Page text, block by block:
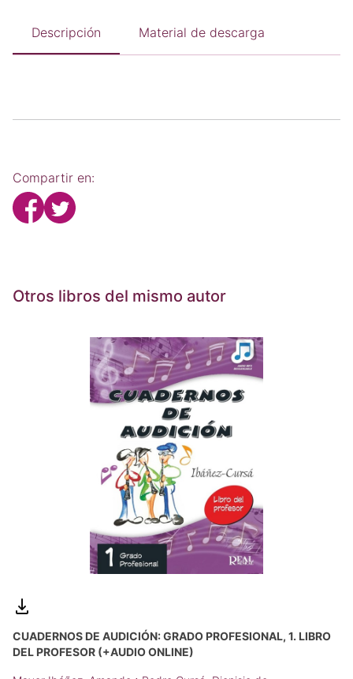
Descripción Material de descarga
Compartir en:
Otros libros del mismo autor
CUADERNOS DE AUDICIÓN: GRADO PROFESIONAL, 1. LIBRO
DEL PROFESOR (+AUDIO ONLINE)